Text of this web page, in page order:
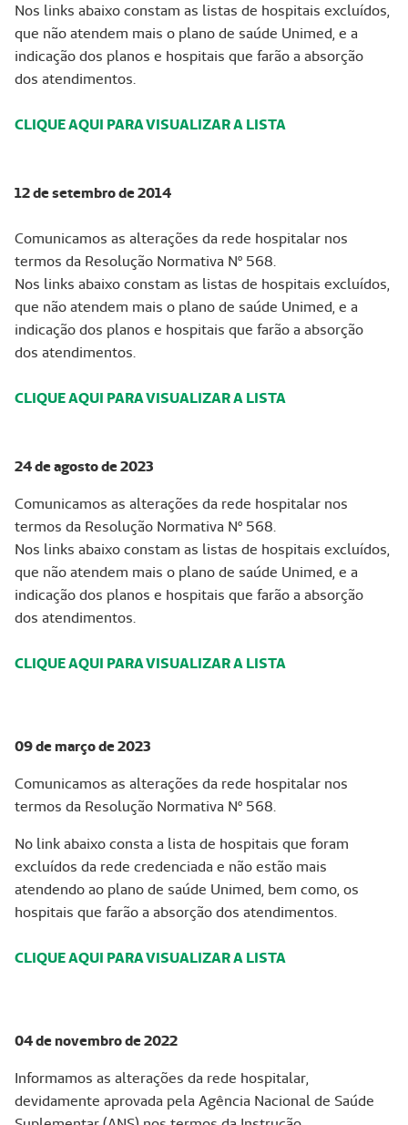
Nos links abaixo constam as listas de hospitais excluídos,
que não atendem mais o plano de saúde Unimed, e a
indicação dos planos e hospitais que farão a absorção
dos atendimentos.
CLIQUE AQUI PARA VISUALIZAR A LISTA
12 de setembro de 2014
Comunicamos as alterações da rede hospitalar nos
termos da Resolução Normativa Nº 568.
Nos links abaixo constam as listas de hospitais excluídos,
que não atendem mais o plano de saúde Unimed, e a
indicação dos planos e hospitais que farão a absorção
dos atendimentos.
CLIQUE AQUI PARA VISUALIZAR A LISTA
24 de agosto de 2023
Comunicamos as alterações da rede hospitalar nos
termos da Resolução Normativa Nº 568.
Nos links abaixo constam as listas de hospitais excluídos,
que não atendem mais o plano de saúde Unimed, e a
indicação dos planos e hospitais que farão a absorção
dos atendimentos.
CLIQUE AQUI PARA VISUALIZAR A LISTA
09 de março de 2023
Comunicamos as alterações da rede hospitalar nos
termos da Resolução Normativa Nº 568.
No link abaixo consta a lista de hospitais que foram
excluídos da rede credenciada e não estão mais
atendendo ao plano de saúde Unimed, bem como, os
hospitais que farão a absorção dos atendimentos.
CLIQUE AQUI PARA VISUALIZAR A LISTA
04 de novembro de 2022
Informamos as alterações da rede hospitalar,
devidamente aprovada pela Agência Nacional de Saúde